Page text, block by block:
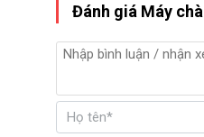
Dung tích bình chứa
Dung lượng acquy (Ah)
Tốc độ di chuyển (km/h)
Đánh giá Máy